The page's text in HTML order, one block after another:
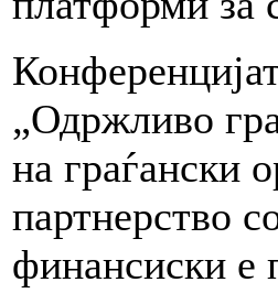
„Одржливо
на граѓански
партнерство
финансиски е